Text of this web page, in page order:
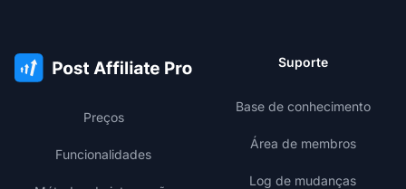
Preços
Funcionalidades
Suporte
Base de conhecimento
Área de membros
Log de mudanças